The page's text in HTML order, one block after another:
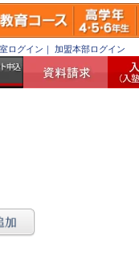
ログイン ｜ 加盟本部ログイン